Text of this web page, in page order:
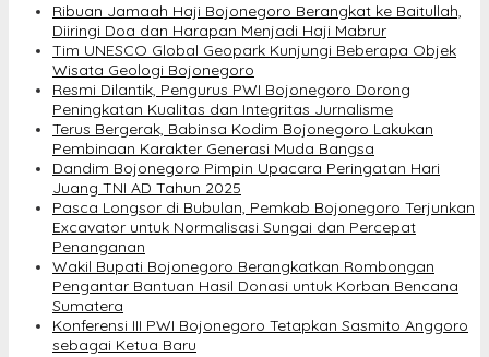
Ribuan Jamaah Haji Bojonegoro Berangkat ke Baitullah,
Diiringi Doa dan Harapan Menjadi Haji Mabrur
Tim UNESCO Global Geopark Kunjungi Beberapa Objek
Wisata Geologi Bojonegoro
Resmi Dilantik, Pengurus PWI Bojonegoro Dorong
Peningkatan Kualitas dan Integritas Jurnalisme
Terus Bergerak, Babinsa Kodim Bojonegoro Lakukan
Pembinaan Karakter Generasi Muda Bangsa
Dandim Bojonegoro Pimpin Upacara Peringatan Hari
Juang TNI AD Tahun 2025
Pasca Longsor di Bubulan, Pemkab Bojonegoro Terjunkan
Excavator untuk Normalisasi Sungai dan Percepat
Penanganan
Wakil Bupati Bojonegoro Berangkatkan Rombongan
Pengantar Bantuan Hasil Donasi untuk Korban Bencana
Sumatera
Konferensi III PWI Bojonegoro Tetapkan Sasmito Anggoro
sebagai Ketua Baru